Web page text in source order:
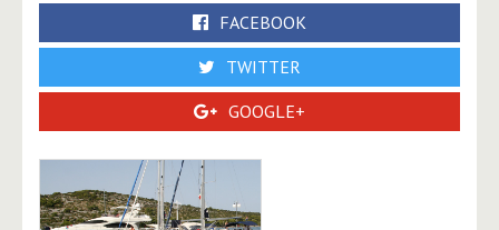
FACEBOOK
TWITTER
GOOGLE+